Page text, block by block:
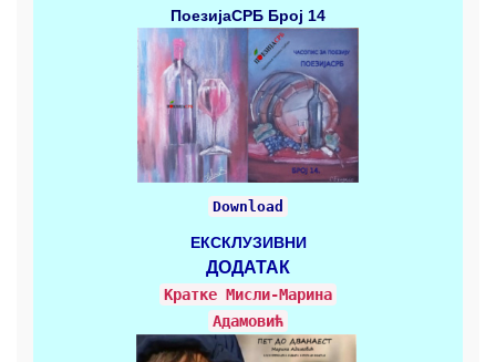
ПоезијаСРБ Број 14
Download
ЕКСКЛУЗИВНИ
ДОДАТАК
Кратке Mисли-Марина
Адамовић